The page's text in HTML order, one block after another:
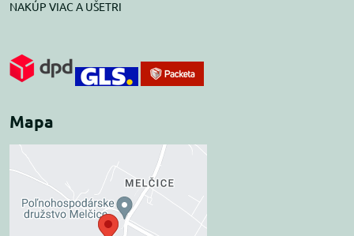
NAKÚP VIAC A UŠETRI
Mapa
Externý obsah je
blokovaný Voľbami
súkromia